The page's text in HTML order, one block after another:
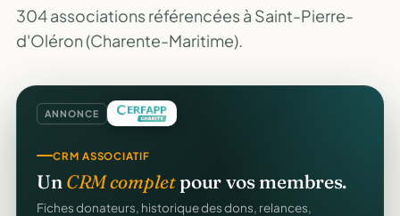
304 associations référencées à Saint-Pierre-
d'Oléron (Charente-Maritime).
ANNONCE
CRM ASSOCIATIF
Un CRM completpour vos membres.
Fiches donateurs, historique des dons, relances,